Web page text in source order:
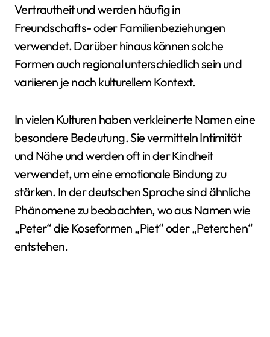
Vertrautheit und werden häufig in
Freundschafts- oder Familienbeziehungen
verwendet. Darüber hinaus können solche
Formen auch regional unterschiedlich sein und
variieren je nach kulturellem Kontext.
In vielen Kulturen haben verkleinerte Namen eine
besondere Bedeutung. Sie vermitteln Intimität
und Nähe und werden oft in der Kindheit
verwendet, um eine emotionale Bindung zu
stärken. In der deutschen Sprache sind ähnliche
Phänomene zu beobachten, wo aus Namen wie
„Peter“ die Koseformen „Piet“ oder „Peterchen“
entstehen.